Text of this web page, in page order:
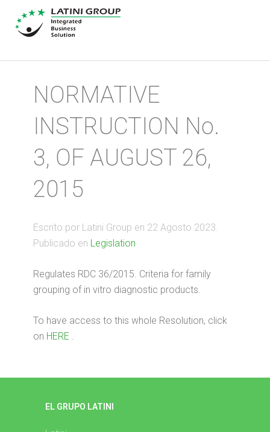
NORMATIVE
INSTRUCTION No.
3, OF AUGUST 26,
2015
Escrito por Latini Group en 22 Agosto 2023.
Publicado en Legislation
Regulates RDC 36/2015. Criteria for family
grouping of in vitro diagnostic products.
To have access to this whole Resolution, click
on HERE .
EL GRUPO LATINI